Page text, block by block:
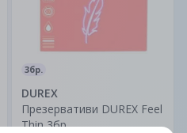
3бр.
DUREX
Презервативи DUREX Feel
Thin 3бр